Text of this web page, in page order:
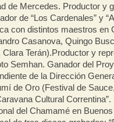
de Mercedes. Productor y
de “Los Cardenales” y
con distintos maestros en
Casanova, Quingo
Clara Terán).Productor y
Semhan. Ganador del
de la Dirección
de Oro (Festival de
Cultural
del Chamamé en